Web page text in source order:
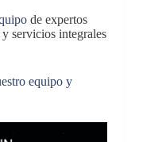
de expertos
servicios integrales
equipo y